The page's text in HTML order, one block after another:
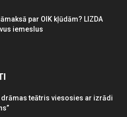
par OIK kļūdām? LIZDA
iemeslus
teātris viesosies ar izrādi